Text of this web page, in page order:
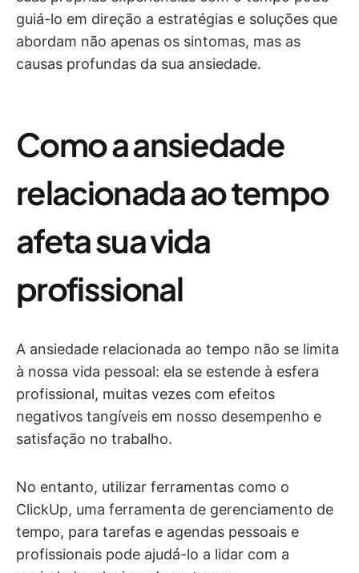
guiá-lo em direção a estratégias e soluções que
abordam não apenas os sintomas, mas as
causas profundas da sua ansiedade.
Como a ansiedade
relacionada ao tempo
afeta sua vida
profissional
A ansiedade relacionada ao tempo não se limita
à nossa vida pessoal: ela se estende à esfera
profissional, muitas vezes com efeitos
negativos tangíveis em nosso desempenho e
satisfação no trabalho.
No entanto, utilizar ferramentas como o
ClickUp, uma ferramenta de gerenciamento de
tempo, para tarefas e agendas pessoais e
profissionais pode ajudá-lo a lidar com a